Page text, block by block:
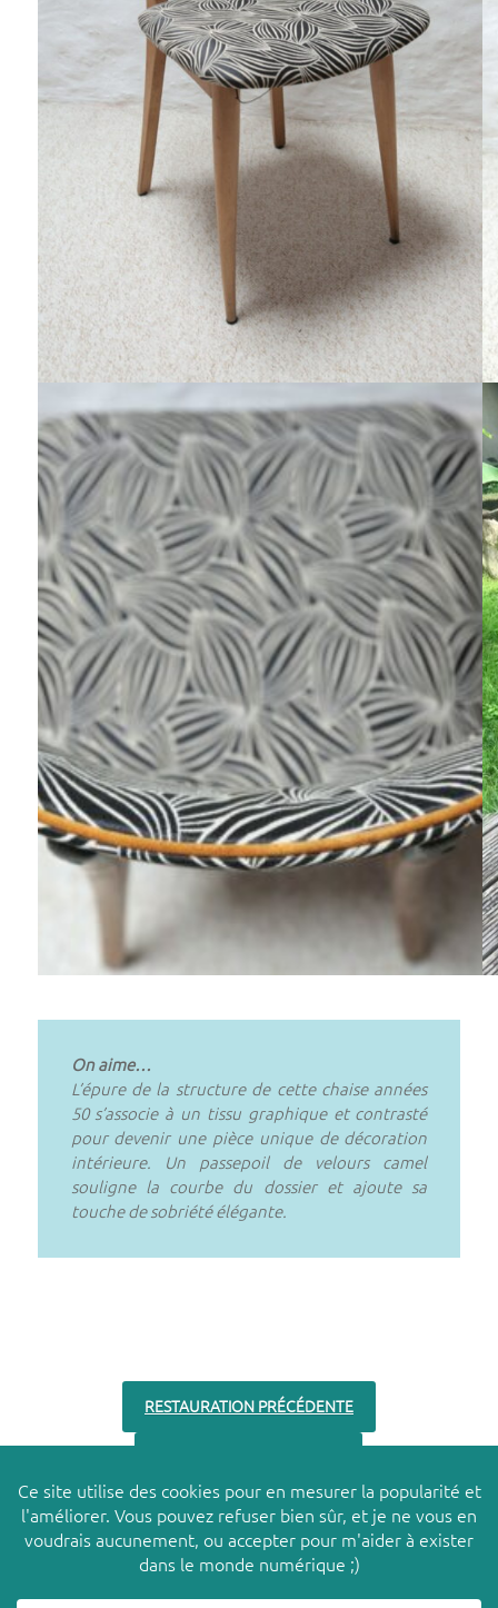
On aime…
L’épure de la structure de cette chaise années
50 s’associe à un tissu graphique et contrasté
pour devenir une pièce unique de décoration
intérieure. Un passepoil de velours camel
souligne la courbe du dossier et ajoute sa
touche de sobriété élégante.
RESTAURATION PRÉCÉDENTE